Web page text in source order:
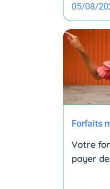
05/08/
Forfaits
Votre
payer